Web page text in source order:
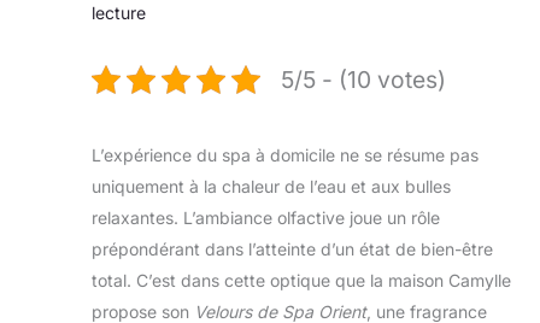
lecture
5/5 - (10 votes)
L’expérience du spa à domicile ne se résume pas
uniquement à la chaleur de l’eau et aux bulles
relaxantes. L’ambiance olfactive joue un rôle
prépondérant dans l’atteinte d’un état de bien-être
total. C’est dans cette optique que la maison Camylle
propose son Velours de Spa Orient, une fragrance